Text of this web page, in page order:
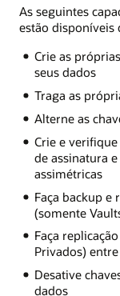
As seguintes
estão disponíveis
Crie as
seus dados
Traga as
Alterne as
Crie e
de assinatura
assimétricas
Faça backup e
(somente
Faça
Privados)
Desative
dados